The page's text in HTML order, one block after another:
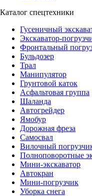
Каталог спецтехники
Гусеничный
Экскаватор-
Фронтальный
Бульдозер
Трал
Манипулятор
Грунтовой каток
Асфальтовая группа
Шаланда
Автогрейдер
Ямобур
Дорожная фреза
Самосвал
Вилочный
Полноповоротные
Мини-экскаватор
Автокран
Мини-погрузчик
Уборка снега